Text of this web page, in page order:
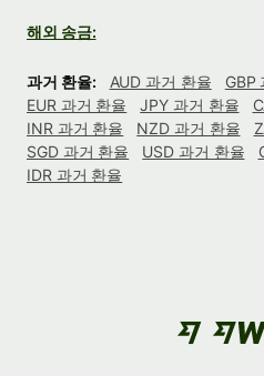
해외 송금:
과거 환율: AUD 과거 환율 GBP
EUR 과거 환율
JPY 과거 환율
INR 과거 환율
NZD 과거 환율
SGD 과거 환율
USD 과거 환율
IDR 과거 환율